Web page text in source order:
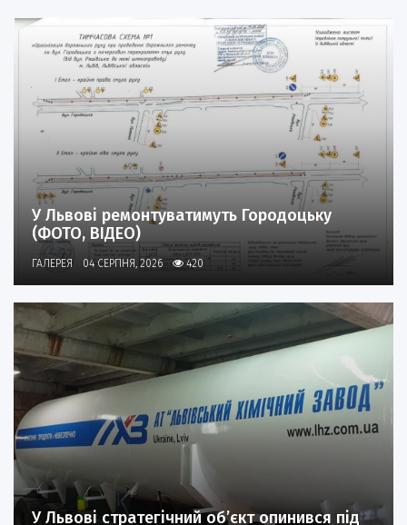
У Львові ремонтуватимуть Городоцьку
(ФОТО, ВІДЕО)
ГАЛЕРЕЯ 04 СЕРПНЯ, 2026 420
У Львові стратегічний об’єкт опинився під